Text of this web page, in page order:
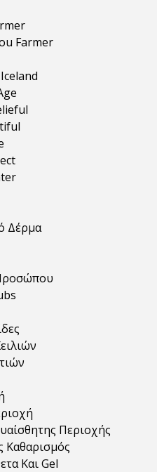
Farmer
Δέρμα
Περιοχής
Καθαρισμός
Και Gel